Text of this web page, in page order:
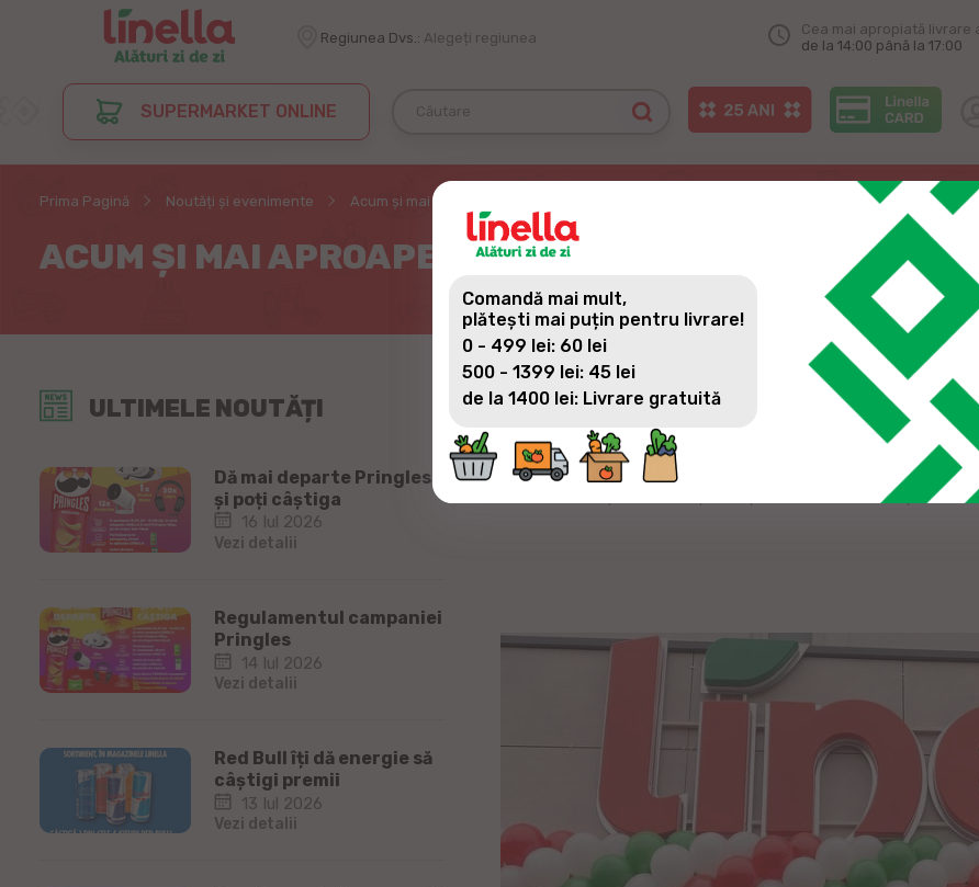
Regiunea Dvs.: Alegeți regiunea
Cea mai apropiată livrare
de la 14:00 până la 17:00
SUPERMARKET ONLINE
Prima Pagină Noutăți și evenimente Acum și mai aproape de tine!
ACUM ȘI MAI APROAPE DE TINE!
ULTIMELE NOUTĂȚI
Dă mai departe Pringles
și poți câștiga
16 Iul 2026
Vezi detalii
Regulamentul campaniei
Pringles
14 Iul 2026
Vezi detalii
Red Bull îți dă energie să
câștigi premii
13 Iul 2026
Vezi detalii
Am deschis ușile primului magazin Linella din comuna
Vă așteptăm zi de zi la cumpărături, cu un sortiment
alte beneficii, pentru o experiență de neuitat la cumpărături!
Comandă mai mult,
plătești mai puțin pentru livrare!
0 - 499 lei: 60 lei
500 - 1399 lei: 45 lei
de la 1400 lei: Livrare gratuită